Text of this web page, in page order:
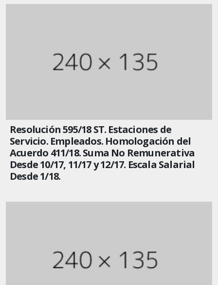
Resolución 595/18 ST. Estaciones de
Servicio. Empleados. Homologación del
Acuerdo 411/18. Suma No Remunerativa
Desde 10/17, 11/17 y 12/17. Escala Salarial
Desde 1/18.